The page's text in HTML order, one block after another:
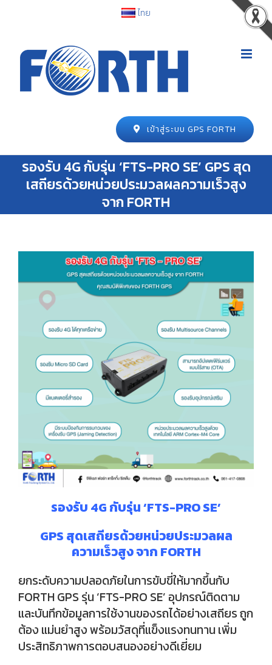
ไทย
เข้าสู่ระบบ GPS FORTH
รองรับ 4G กับรุ่น ‘FTS-PRO SE’ GPS สุด
เสถียรด้วยหน่วยประมวลผลความเร็วสูง
จาก FORTH
รองรับ 4G กับรุ่น ‘FTS-PRO SE’
GPS สุดเสถียรด้วยหน่วยประมวลผล
ความเร็วสูง จาก FORTH
ยกระดับความปลอดภัยในการขับขี่ให้มากขึ้นกับ
FORTH GPS รุ่น ‘FTS-PRO SE’ อุปกรณ์ติดตาม
และบันทึกข้อมูลการใช้งานของรถได้อย่างเสถียร ถูก
ต้อง แม่นยำสูง พร้อมวัสดุที่แข็งแรงทนทาน เพิ่ม
ประสิทธิภาพการตอบสนองอย่างดีเยี่ยม